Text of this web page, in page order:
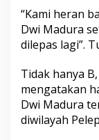
“Kami heran
Dwi Madura
dilepas lagi”.
Tidak hanya
mengatakan
Dwi Madura
diwilayah